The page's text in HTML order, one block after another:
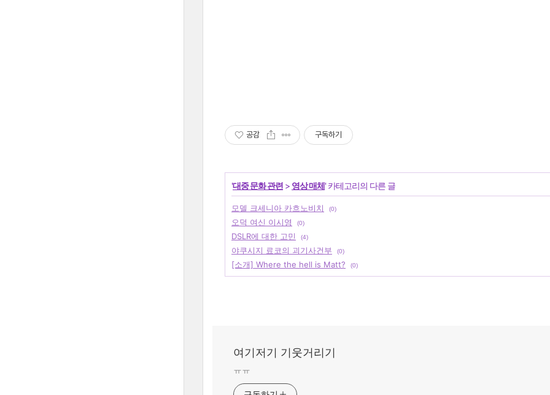
공감 구독하기
'대중 문화 관련 > 영상 매체' 카테고리의 다른 글
모델 크세니아 카흐노비치 (0)
오덕 여신 이시영
(0)
DSLR에 대한 고민
(4)
야쿠시지 료코의 괴기사건부
(0)
[소개] Where the hell is Matt?
(0)
여기저기 기웃거리기
ㅠㅠ